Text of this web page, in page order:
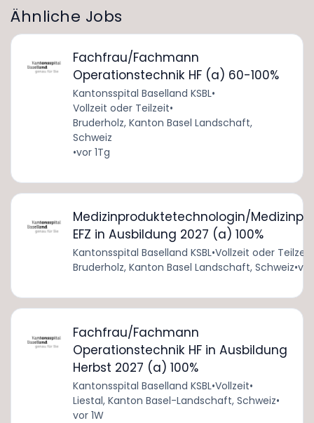
Ähnliche Jobs
Fachfrau/Fachmann
Operationstechnik HF (a) 60-100%
Kantonsspital Baselland KSBL•
Vollzeit oder Teilzeit•
Bruderholz, Kanton Basel Landschaft,
Schweiz
•vor 1Tg
Medizinproduktetechnologin/
EFZ in Ausbildung 2027 (a) 100%
Kantonsspital Baselland KSBL•Vollzeit oder Teilzeit
Bruderholz, Kanton Basel Landschaft, Schweiz•
Fachfrau/Fachmann
Operationstechnik HF in Ausbildung
Herbst 2027 (a) 100%
Kantonsspital Baselland KSBL•Vollzeit•
Liestal, Kanton Basel-Landschaft, Schweiz•
vor 1W